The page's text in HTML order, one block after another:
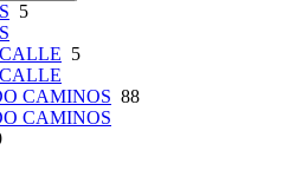
5
5
CAMINOS 88
CAMINOS